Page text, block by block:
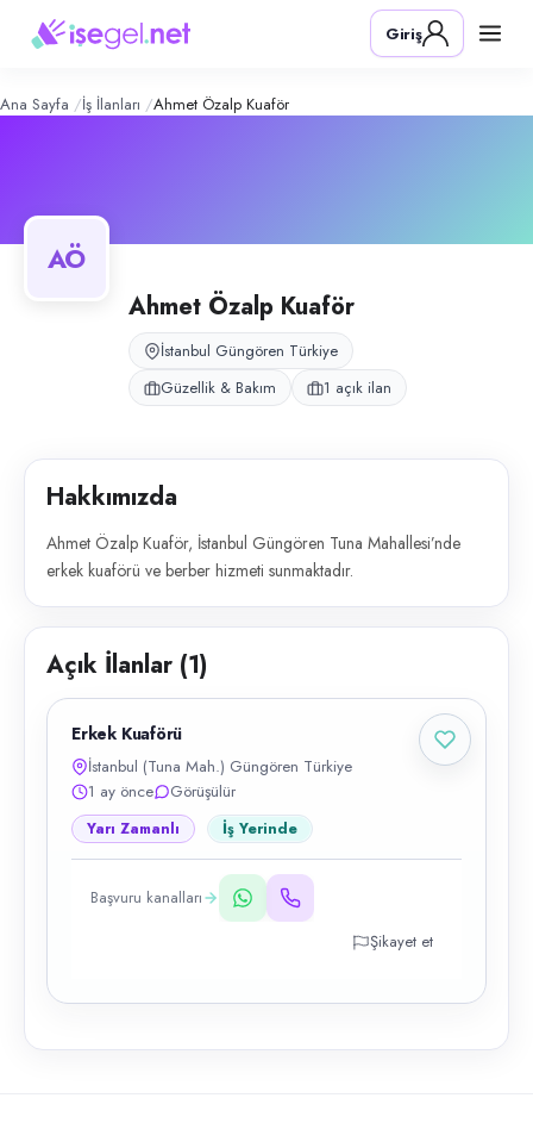
Özalp Kuaför – Şirket Profili
Konum:
Ahmet Özalp Kuaför, İstanbul Güngören Tuna Mahallesi’nde erkek
Giriş
Ana Sayfa İş İlanları Ahmet Özalp Kuaför
AÖ
Ahmet Özalp Kuaför
İstanbul Güngören Türkiye
Güzellik & Bakım
1 açık ilan
Hakkımızda
Ahmet Özalp Kuaför, İstanbul Güngören Tuna Mahallesi’nde
erkek kuaförü ve berber hizmeti sunmaktadır.
Açık İlanlar (1)
Erkek Kuaförü
İstanbul (Tuna Mah.) Güngören Türkiye
1 ay önce
Görüşülür
Yarı Zamanlı İş Yerinde
Başvuru kanalları
Şikayet et